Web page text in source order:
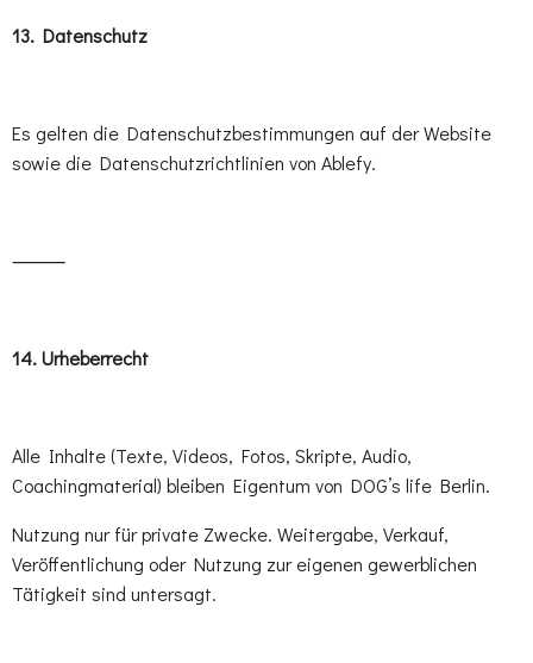
13.⁠ ⁠Datenschutz
Es gelten die Datenschutzbestimmungen auf der Website
sowie die Datenschutzrichtlinien von Ablefy.
⸻
14.⁠ ⁠Urheberrecht
Alle Inhalte (Texte, Videos, Fotos, Skripte, Audio,
Coachingmaterial) bleiben Eigentum von DOG’s life Berlin.
Nutzung nur für private Zwecke. Weitergabe, Verkauf,
Veröffentlichung oder Nutzung zur eigenen gewerblichen
Tätigkeit sind untersagt.